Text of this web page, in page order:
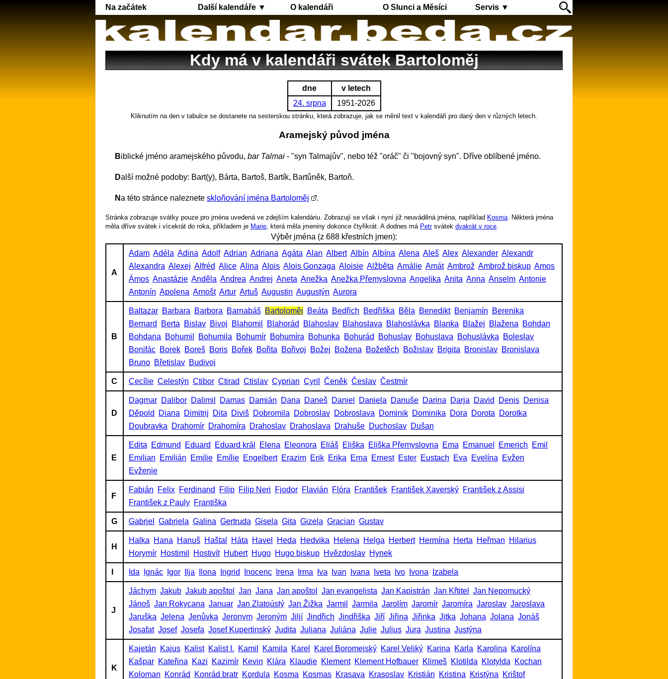
Na začátek Další kalendáře ▼ O kalendáři O Slunci a Měsíci Servis ▼
Kdy má v kalendáři svátek Bartoloměj
dne
v letech
24. srpna
1951-2026
Kliknutím na den v tabulce se dostanete na sesterskou stránku, která zobrazuje, jak se měnil text v kalendáři pro daný den v různých letech.
Aramejský původ jména
Biblické jméno aramejského původu,bar Talmai - "syn Talmajův", nebo též "oráč" či "bojovný syn". Dříve oblíbené jméno.
Další možné podoby: Bart(y), Bárta, Bartoš, Bartík, Bartůněk, Bartoň.
Na této stránce nalezneteskloňování jména Bartoloměj .
Stránka zobrazuje svátky pouze pro jména uvedená ve zdejším kalendáriu. Zobrazují se však i nyní již neuváděná jména, například Kosma . Některá jména
měla dříve svátek i vícekrát do roka, příkladem je Marie , která měla jmeniny dokonce čtyřikrát. A dodnes má Petrsvátek dvakrát v roce
Výběr jména (z 688 křestních jmen):
A
Adam Adéla Adina Adolf Adrian Adriana Agáta Alan Albert Albín Albína Alena Aleš Alex Alexander Alexandr
Alexandra Alexej Alfréd Alice Alina Alois Alois Gonzaga Aloisie Alžběta Amálie Amát Ambrož Ambrož biskup Amos
Ámos Anastázie Anděla Andrea Andrej Aneta Anežka Anežka Přemyslovna Angelika Anita Anna Anselm Antonie
Antonín Apolena Arnošt Artur Artuš Augustin Augustýn Aurora
B
Baltazar Barbara Barbora Barnabáš Bartoloměj Beáta Bedřich Bedřiška Běla Benedikt Benjamín
Berenika
Bernard
Berta Bislav Bivoj Blahomil Blahorád Blahoslav Blahoslava Blahoslávka Blanka Blažej Blažena
Bohdan
Bohdana
Bohumil Bohumila Bohumír Bohumíra Bohunka Bohurád Bohuslav Bohuslava Bohuslávka
Boleslav
Bonifác Borek Boreš Boris Bořek Bořita Bořivoj Božej Božena Božetěch Božislav Brigita Bronislav Bronislava
Bruno Břetislav Budivoj
C Cecílie Celestýn Ctibor Ctirad Ctislav Cyprian Cyril Čeněk Česlav Čestmír
D
Dagmar Dalibor Dalimil Damas Damián Dana Daneš Daniel Daniela Danuše Darina Darja David Denis Denisa
Děpold
Diana Dimitrij Dita Diviš Dobromila Dobroslav Dobroslava Dominik Dominika Dora Dorota
Dorotka
Doubravka
Drahomír Drahomíra Drahoslav Drahoslava Drahuše Duchoslav Dušan
E
Edita Edmund Eduard Eduard král Elena Eleonora Eliáš Eliška Eliška Přemyslovna Ema Emanuel Emerich
Emil
Emilian
Emilián Emilie Emílie Engelbert Erazim Erik Erika Erna Ernest Ester Eustach Eva Evelína
Evžen
Evženie
F
Fabián Felix Ferdinand Filip Filip Neri Fjodor Flavián Flóra František František Xaverský František z Assisi
František z Pauly Františka
G Gabriel Gabriela Galina Gertruda Gisela Gita Gizela Gracian Gustav
H
Halka Hana Hanuš Haštal Háta Havel Heda Hedvika Helena Helga Herbert Hermína Herta Heřman
Hilarius
Horymír Hostimil Hostivít Hubert Hugo Hugo biskup Hvězdoslav Hynek
Ida Ignác Igor Ilja Ilona Ingrid Inocenc Irena Irma Iva Ivan Ivana Iveta Ivo Ivona Izabela
J
Jáchym Jakub Jakub apoštol Jan Jana Jan apoštol Jan evangelista Jan Kapistrán Jan Křtitel
Jan Nepomucký
Jánoš Jan Rokycana Januar Jan Zlatoústý Jan Žižka Jarmil Jarmila Jarolím Jaromír Jaromíra Jaroslav Jaroslava
Jaruška Jelena Jenůvka Jeronym Jeroným Jiljí Jindřich Jindřiška Jiří Jiřina Jiřinka Jitka Johana Jolana Jonáš
Josafat Josef Josefa Josef Kupertinský Judita Juliana Juliána Julie Julius Jura Justina Justýna
K
Kajetán Kajus Kalist Kalist I. Kamil Kamila Karel Karel Boromejský Karel Veliký Karina Karla Karolina
Karolína
Kašpar Kateřina Kazi Kazimír Kevin Klára Klaudie Klement Klement Hofbauer Klimeš Klotilda Klotylda
Kochan
Koloman
Konrád Konrád bratr Kordula Kosma Kosmas Krasava Krasoslav Kristián Kristina Kristýna
Krištof